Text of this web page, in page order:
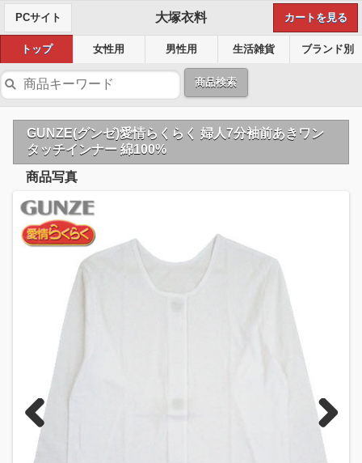
PCサイト 大塚衣料 カートを見る
トップ 女性用 男性用 生活雑貨 ブランド別
商品検索
GUNZE(グンゼ)愛情らくらく 婦人7分袖前あきワン
タッチインナー 綿100%
商品写真
Previous Next